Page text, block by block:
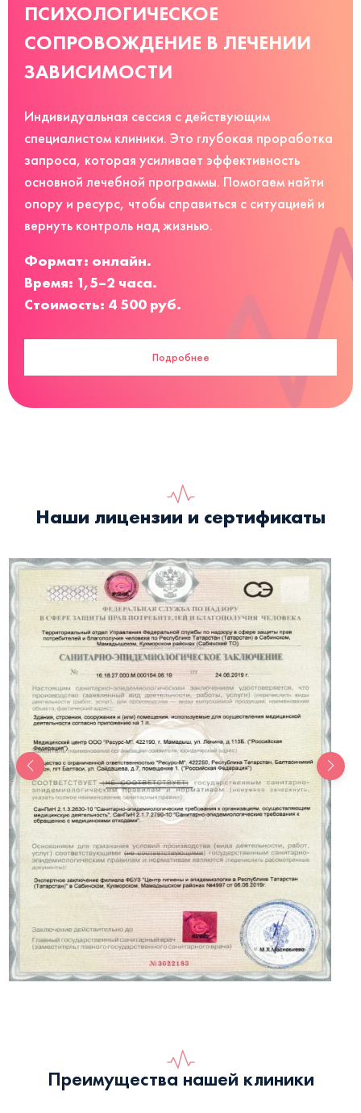
ПСИХОЛОГИЧЕСКОЕ
СОПРОВОЖДЕНИЕ В ЛЕЧЕНИИ
ЗАВИСИМОСТИ
Индивидуальная сессия с действующим
специалистом клиники. Это глубокая проработка
запроса, которая усиливает эффективность
основной лечебной программы. Помогаем найти
опору и ресурс, чтобы справиться с ситуацией и
вернуть контроль над жизнью.
Формат: онлайн.
Время: 1,5–2 часа.
Стоимость: 4 500 руб.
Подробнее
Наши лицензии и сертификаты
Преимущества нашей клиники